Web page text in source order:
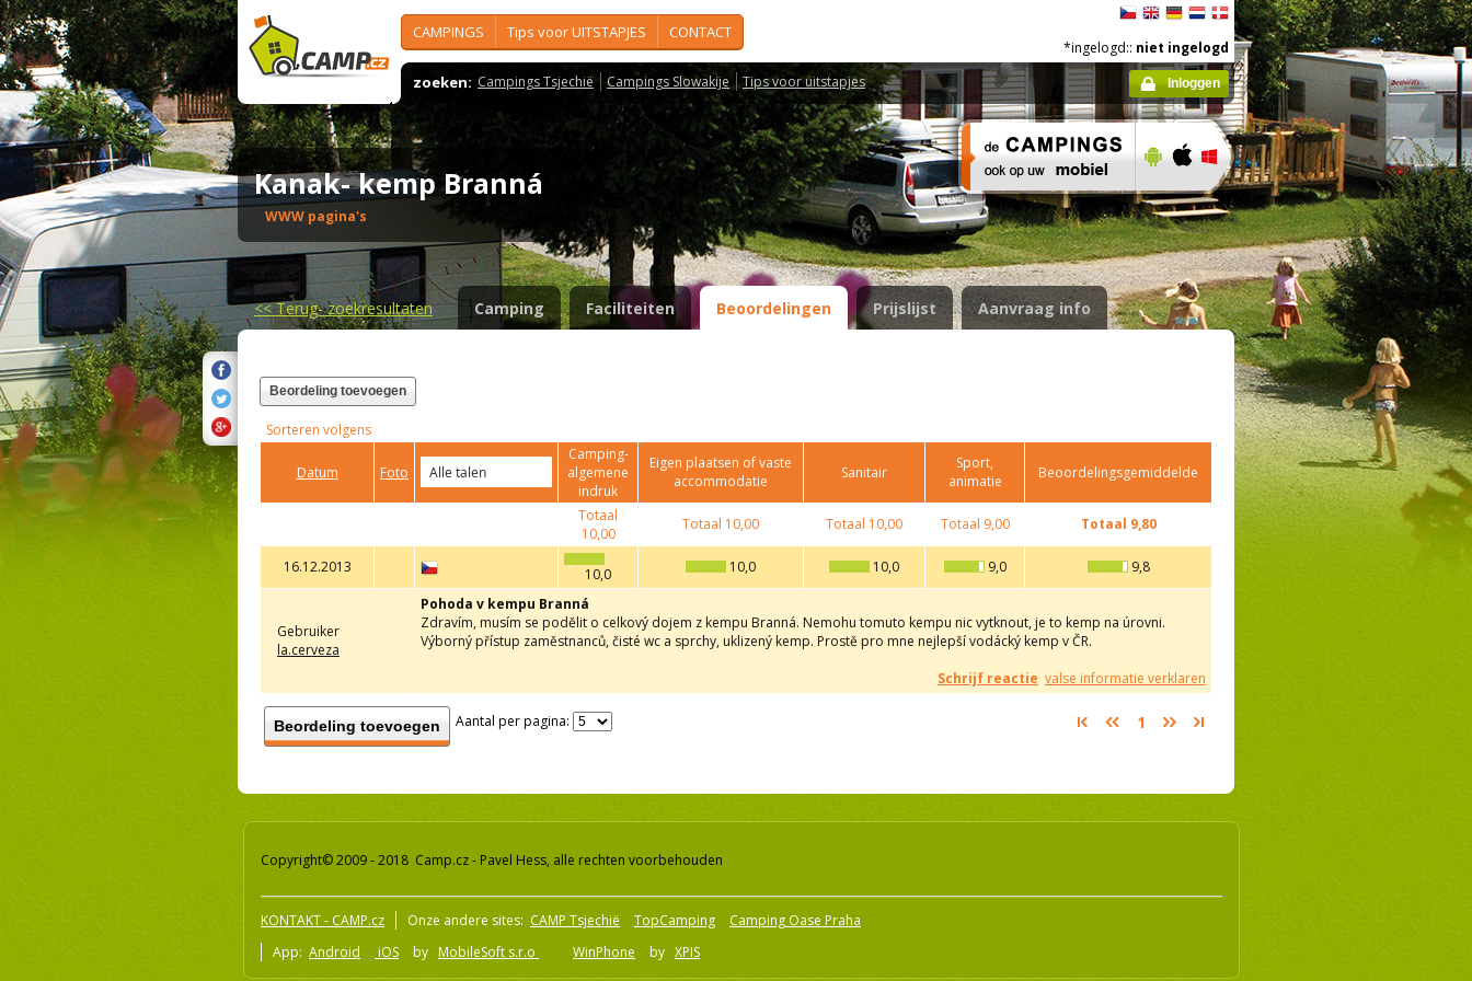
CAMPINGS Tips voor UITSTAPJES CONTACT
zoeken: Campings Tsjechië Campings Slowakije Tips voor uitstapjes
*ingelogd:: niet ingelogd
Inloggen
Kanak- kemp Branná
WWW pagina's
<<Terug- zoekresultaten Camping Faciliteiten Beoordelingen Prijslijst Aanvraag info
Beordeling toevoegen
Sorteren volgens
Datum Foto
Camping-
algemene
indruk
Eigen plaatsen of vaste
accommodatie
Sanitair
Sport,
animatie
Beoordelingsgemiddelde
Totaal
10,00
Totaal 10,00 Totaal 10,00 Totaal 9,00 Totaal 9,80
16.12.2013 10,0 10,0 10,0 9,0 9,8
Gebruiker
la.cerveza
Pohoda v kempu Branná
Zdravím, musím se podělit o celkový dojem z kempu Branná. Nemohu tomuto kempu nic vytknout, je to kemp na úrovni.
Výborný přístup zaměstnanců, čisté wc a sprchy, uklizený kemp. Prostě pro mne nejlepší vodácký kemp v ČR.
Schrijf reactie valse informatie verklaren
Beordeling toevoegen Aantal per pagina: 1
Copyright© 2009 - 2018 Camp.cz - Pavel Hess, alle rechten voorbehouden
KONTAKT - CAMP.cz Onze andere sites: CAMP Tsjechië TopCamping
Camping Oase Praha
App: Android iOS by MobileSoft s.r.o WinPhone by XPIS